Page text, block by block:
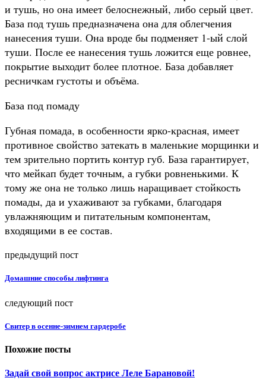
и тушь, но она имеет белоснежный, либо серый цвет.
База под тушь предназначена она для облегчения
нанесения туши. Она вроде бы подменяет 1-ый слой
туши. После ее нанесения тушь ложится еще ровнее,
покрытие выходит более плотное. База добавляет
ресничкам густоты и объёма.
База под помаду
Губная помада, в особенности ярко-красная, имеет
противное свойство затекать в маленькие морщинки и
тем зрительно портить контур губ. База гарантирует,
что мейкап будет точным, а губки ровненькими. К
тому же она не только лишь наращивает стойкость
помады, да и ухаживают за губками, благодаря
увлажняющим и питательным компонентам,
входящими в ее состав.
предыдущий пост
Домашние способы лифтинга
следующий пост
Свитер в осенне-зимнем гардеробе
Похожие посты
Задай свой вопрос актрисе Леле Барановой!